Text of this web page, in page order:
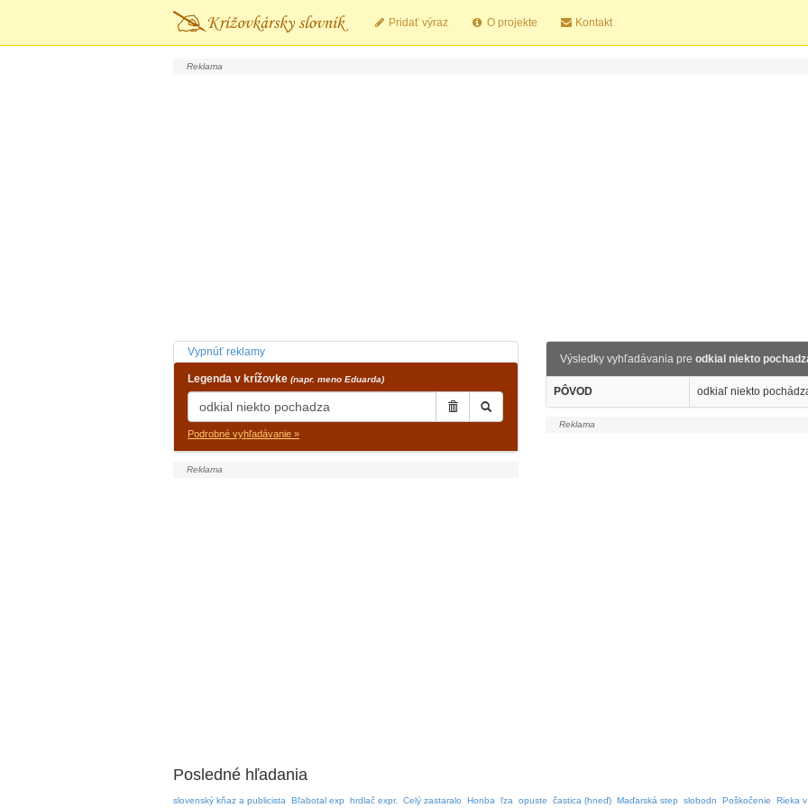
Pridať výraz O projekte Kontakt
Vypnúť reklamy
Legenda v krížovke (napr. meno Eduarda)
Podrobné vyhľadávanie »
Výsledky vyhľadávania pre odkial niekto
PÔVOD odkiaľ niekto
Posledné hľadania
slovenský kňaz a publicista Bľabotal exp hrdlač expr. Celý zastaralo Honba ľza opuste častica (hneď) Maďarská step slobodn Poškočenie Rieka